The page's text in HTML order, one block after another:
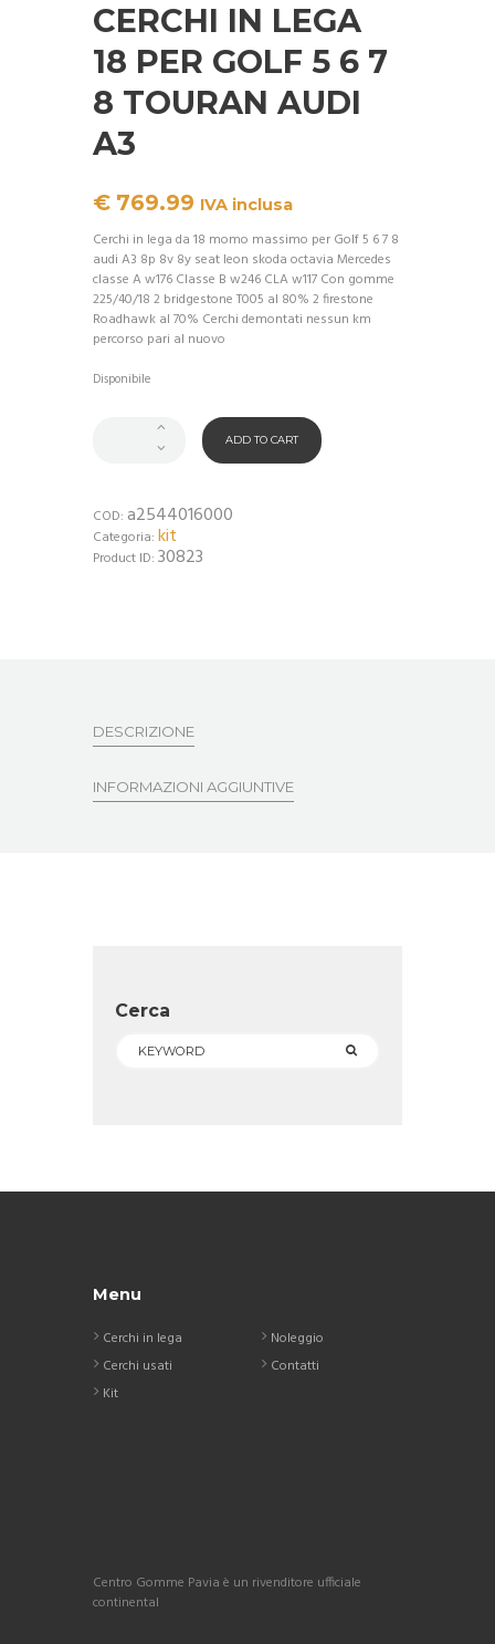
CERCHI IN LEGA
18 PER GOLF 5 6 7
8 TOURAN AUDI
A3
€ 769.99 IVA inclusa
Cerchi in lega da 18 momo massimo per Golf 5 6 7 8
audi A3 8p 8v 8y seat leon skoda octavia Mercedes
classe A w176 Classe B w246 CLA w117 Con gomme
225/40/18 2 bridgestone T005 al 80% 2 firestone
Roadhawk al 70% Cerchi demontati nessun km
percorso pari al nuovo
Disponibile
ADD TO CART
COD: a2544016000
Categoria: kit
Product ID: 30823
DESCRIZIONE
INFORMAZIONI AGGIUNTIVE
Cerca
Menu
Cerchi in lega
Cerchi usati
Kit
Noleggio
Contatti
Centro Gomme Pavia è un rivenditore ufficiale
continental